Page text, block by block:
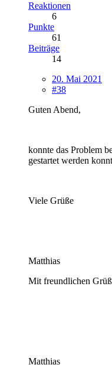
Reaktionen
6
Punkte
61
Beiträge
14
20. Mai 2021
#38
Guten Abend,
konnte das Problem
gestartet werden
Viele Grüße
Matthias
Mit freundlichen
Matthias